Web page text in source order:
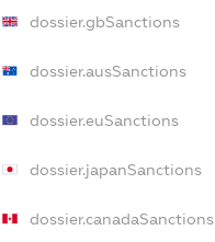
dossier.gbSanctions
dossier.ausSanctions
dossier.euSanctions
dossier.japanSanctions
dossier.canadaSanctions